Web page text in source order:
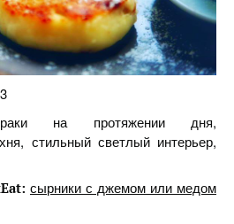
на протяжении дня,
стильный светлый интерьер,
сырники с джемом или медом